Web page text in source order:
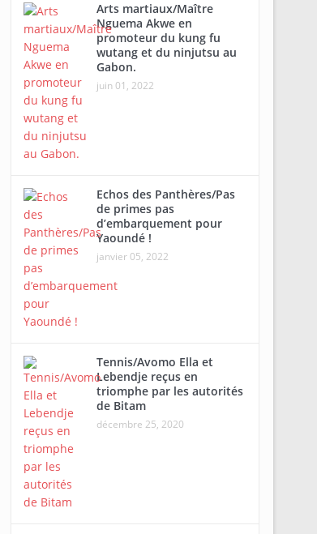
Arts martiaux/Maître
Nguema Akwe en
promoteur du kung fu
wutang et du ninjutsu au
Gabon.
juin 01, 2022
Echos des Panthères/Pas
de primes pas
d’embarquement pour
Yaoundé !
janvier 05, 2022
Tennis/Avomo Ella et
Lebendje reçus en
triomphe par les autorités
de Bitam
décembre 25, 2020